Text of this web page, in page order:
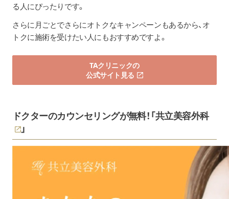
る人にぴったりです。
さらに月ごとでさらにオトクなキャンペーンもあるから、オ
トクに施術を受けたい人にもおすすめですよ。
TAクリニックの
公式サイト見る
ドクターのカウンセリングが無料！「共立美容外科
」